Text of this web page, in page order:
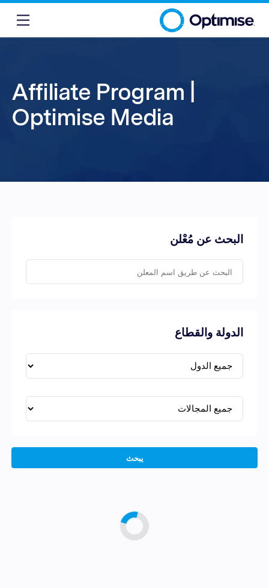
Affiliate Program |
Optimise Media
البحث عن مُعْلن
الدولة والقطاع
يبحث